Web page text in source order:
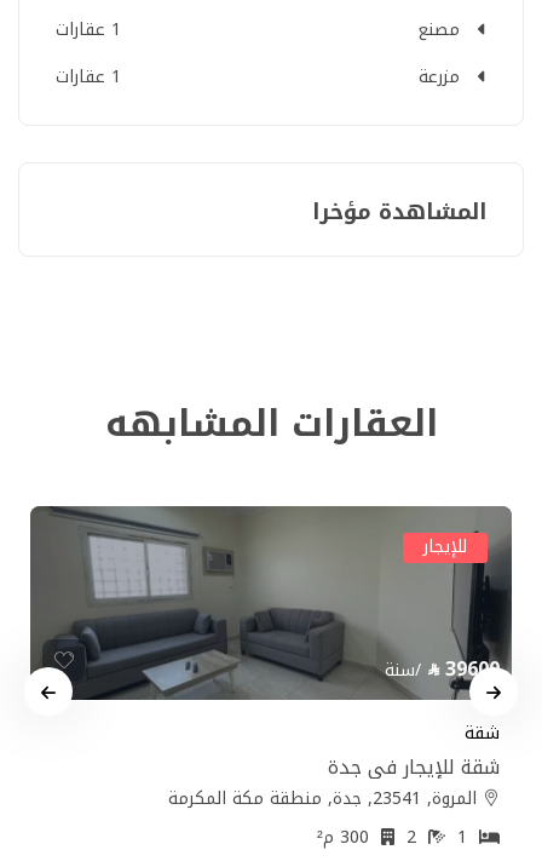
مصنع
1 عقارات
مزرعة
1 عقارات
المشاهدة مؤخرا
العقارات المشابهه
للإيجار
39600 /سنة
شقة
شقة للإيجار في جدة
المروة, 23541, جدة, منطقة مكة المكرمة
2